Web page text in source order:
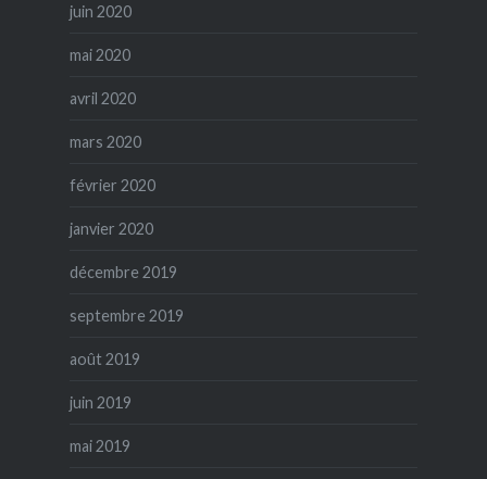
juin 2020
mai 2020
avril 2020
mars 2020
février 2020
janvier 2020
décembre 2019
septembre 2019
août 2019
juin 2019
mai 2019